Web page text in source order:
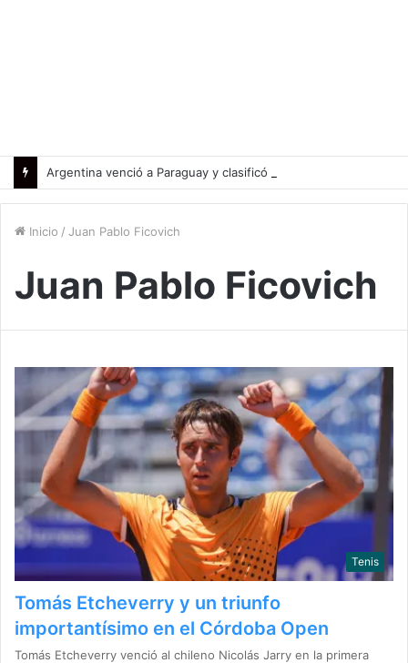
Argentina venció a Paraguay y clasificó a la Americup
Inicio / Juan Pablo Ficovich
Juan Pablo Ficovich
Tenis
Tomás Etcheverry y un triunfo
importantísimo en el Córdoba Open
Tomás Etcheverry venció al chileno Nicolás Jarry en la primera